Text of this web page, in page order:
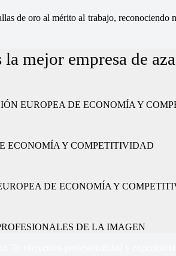
de oro al mérito al trabajo,
la mejor empresa de
EUROPEA DE ECONOMÍA Y
ECONOMÍA Y COMPETITIVIDAD
EUROPEA DE ECONOMÍA Y
DE LA IMAGEN